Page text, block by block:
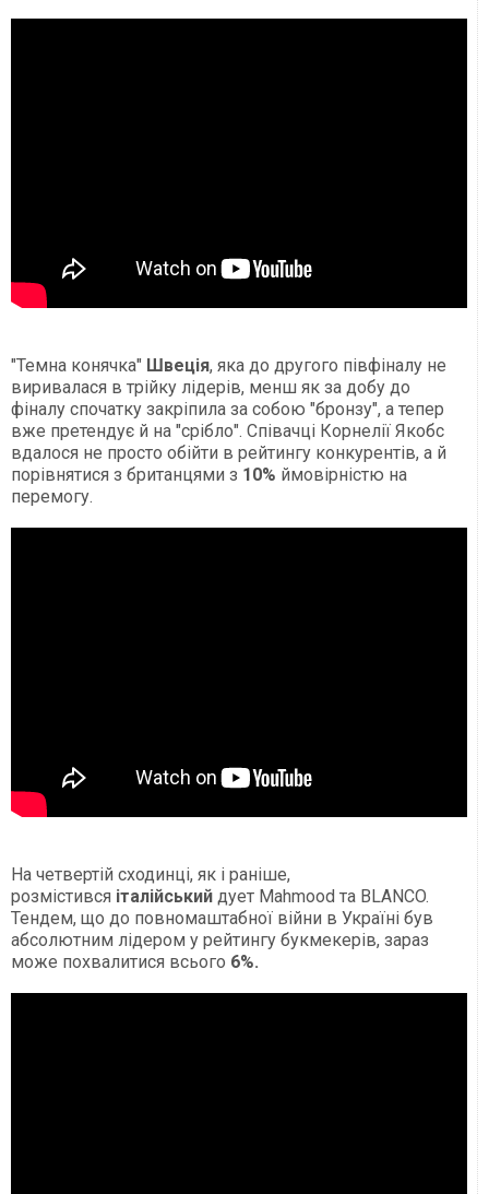
"Темна конячка" Швеція, яка до другого півфіналу не
виривалася в трійку лідерів, менш як за добу до
фіналу спочатку закріпила за собою "бронзу", а тепер
вже претендує й на "срібло". Співачці Корнелії Якобс
вдалося не просто обійти в рейтингу конкурентів, а й
порівнятися з британцями з 10% ймовірністю на
перемогу.
На четвертій сходинці, як і раніше,
розмістився італійський дует Mahmood та BLANCO.
Тендем, що до повномаштабної війни в Україні був
абсолютним лідером у рейтингу букмекерів, зараз
може похвалитися всього 6%.